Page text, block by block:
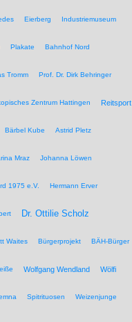
Eierberg Industriemuseum
Plakate Bahnhof Nord
Tromm Prof. Dr. Dirk Behringer
Zentrum Hattingen Reitsport
Bärbel Kube Astrid Pletz
Mraz Johanna Löwen
1975 e.V. Hermann Erver
Dr. Ottilie Scholz
Waites Bürgerprojekt BÄH-Bürger
Wolfgang Wendland Wölfi
Spitrituosen Weizenjunge